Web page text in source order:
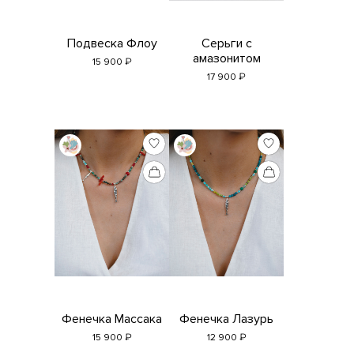
Подвеска Флоу
15 900 ₽
Серьги с
амазонитом
17 900 ₽
Фенечка Массака
15 900 ₽
Фенечка Лазурь
12 900 ₽